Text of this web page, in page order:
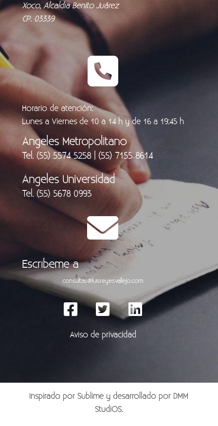
Xoco, Alcaldía Benito Juárez
CP. 03339
Horario de atención:
Lunes a Viernes de 10 a 14 h y de 16 a 19:45 h
Ángeles Metropolitano
Tel. (55) 5574 5258 | (55) 7155 8614
Ángeles Universidad
Tel. (55) 5678 0993
Escríbeme a
consultas@luisreyesvallejo.com
Aviso de privacidad
Inspirado por Sublime y desarrollado por DMM
StudiOS.